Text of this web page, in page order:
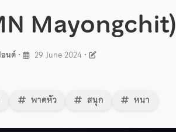
Mayongchit)
นต์ • 29 June 2024 •
พาดหัว สนุก หนา